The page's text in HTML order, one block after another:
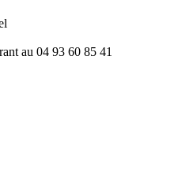
au 04 93 60 85 41